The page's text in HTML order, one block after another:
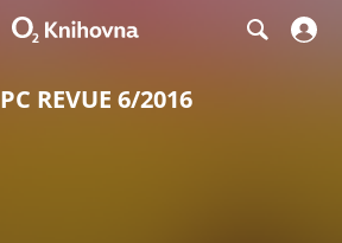
PC REVUE 6/2016